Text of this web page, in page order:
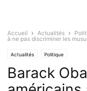
Accueil Actualités
à ne pas discriminer les
Actualités Politique
Barack